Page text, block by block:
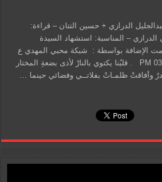
الدرازي + حسين التتان – قراءة:
– المناسبة: استشهاد السيدة
الإضافة بواسطة : شبكة محبي المهدي ع
، بتاريخ : 13 02 2005 ، 03:40 PM . قلبُنا يكتوي بالنارْ لأذى بضعةِ المختار
وأفاقتْ ظلمـاتْ بفلاتــي وفضائي حينما …